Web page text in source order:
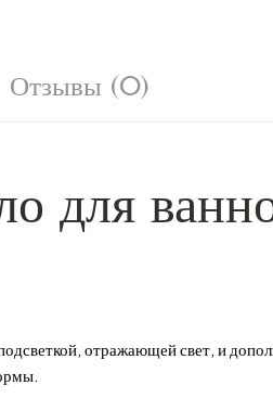
Отзывы (0)
для
отражающей свет, и